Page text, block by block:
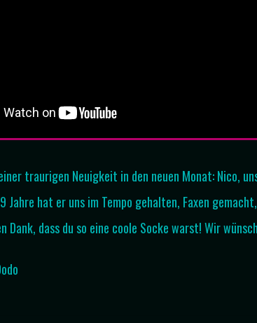
traurigen Neuigkeit in den neuen Monat: Nico,
Jahre hat er uns im Tempo gehalten, Faxen
Dank, dass du so eine coole Socke warst! Wir